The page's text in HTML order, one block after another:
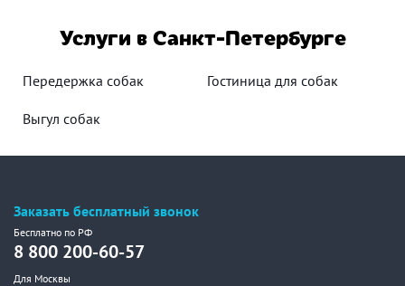
Услуги в Санкт-Петербурге
Передержка собак Гостиница для собак
Выгул собак
Заказать бесплатный звонок
Бесплатно по РФ
8 800 200-60-57
Для Москвы